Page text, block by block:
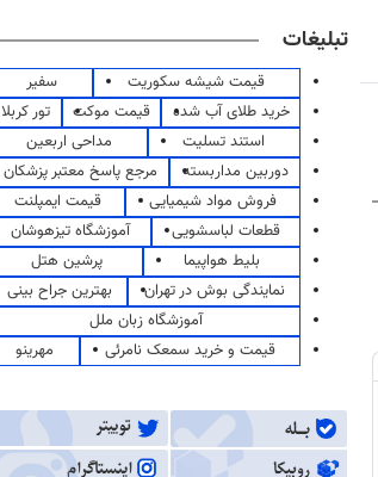
تبلیغات
قیمت شیشه سکوریت
سفیر
خرید طلای آب شده
قیمت موکت
تور کربلا
استند تسلیت
مداحی اربعین
دوربین مداربسته
مرجع پاسخ معتبر پزشکان
فروش مواد شیمیایی
قیمت ایمپلنت
قطعات لباسشویی
آموزشگاه تیزهوشان
بلیط هواپیما
پرشین هتل
نمایندگی بوش در تهران
بهترین جراح بینی
آموزشگاه زبان ملل
قیمت و خرید سمعک نامرئی
مهرینو